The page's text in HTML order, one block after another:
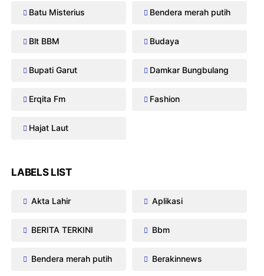
Batu Misterius Bendera merah putih
Blt BBM Budaya
Bupati Garut Damkar Bungbulang
Erqita Fm Fashion
Hajat Laut
LABELS LIST
Akta Lahir Aplikasi
BERITA TERKINI Bbm
Bendera merah putih Berakinnews